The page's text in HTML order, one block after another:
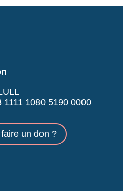
1111 1080 5190 0000
un don ?